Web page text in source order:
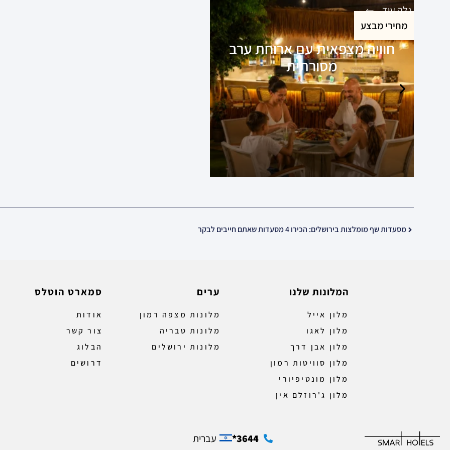
מחירי מבצע
חוויה מצפאית עם ארוחת ערב
מסורתית
גלה עוד
מסעדות שף מומלצות בירושלים: הכירו 4 מסעדות שאתם חייבים לבקר
המלונות שלנו
מלון אייל
מלון לאגו
מלון אבן דרך
מלון סוויטות רמון
מלון מונטיפיורי
מלון ג'רוזלם אין
ערים
מלונות מצפה רמון
מלונות טבריה
מלונות ירושלים
סמארט הוטלס
אודות
צור קשר
הבלוג
דרושים
3644* עברית